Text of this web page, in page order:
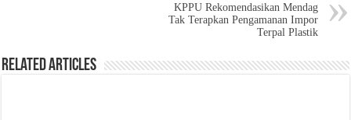
KPPU Rekomendasikan Mendag
Tak Terapkan Pengamanan Impor
Terpal Plastik
Related Articles